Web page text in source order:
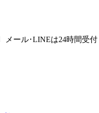
メール･LINEは24時間受付